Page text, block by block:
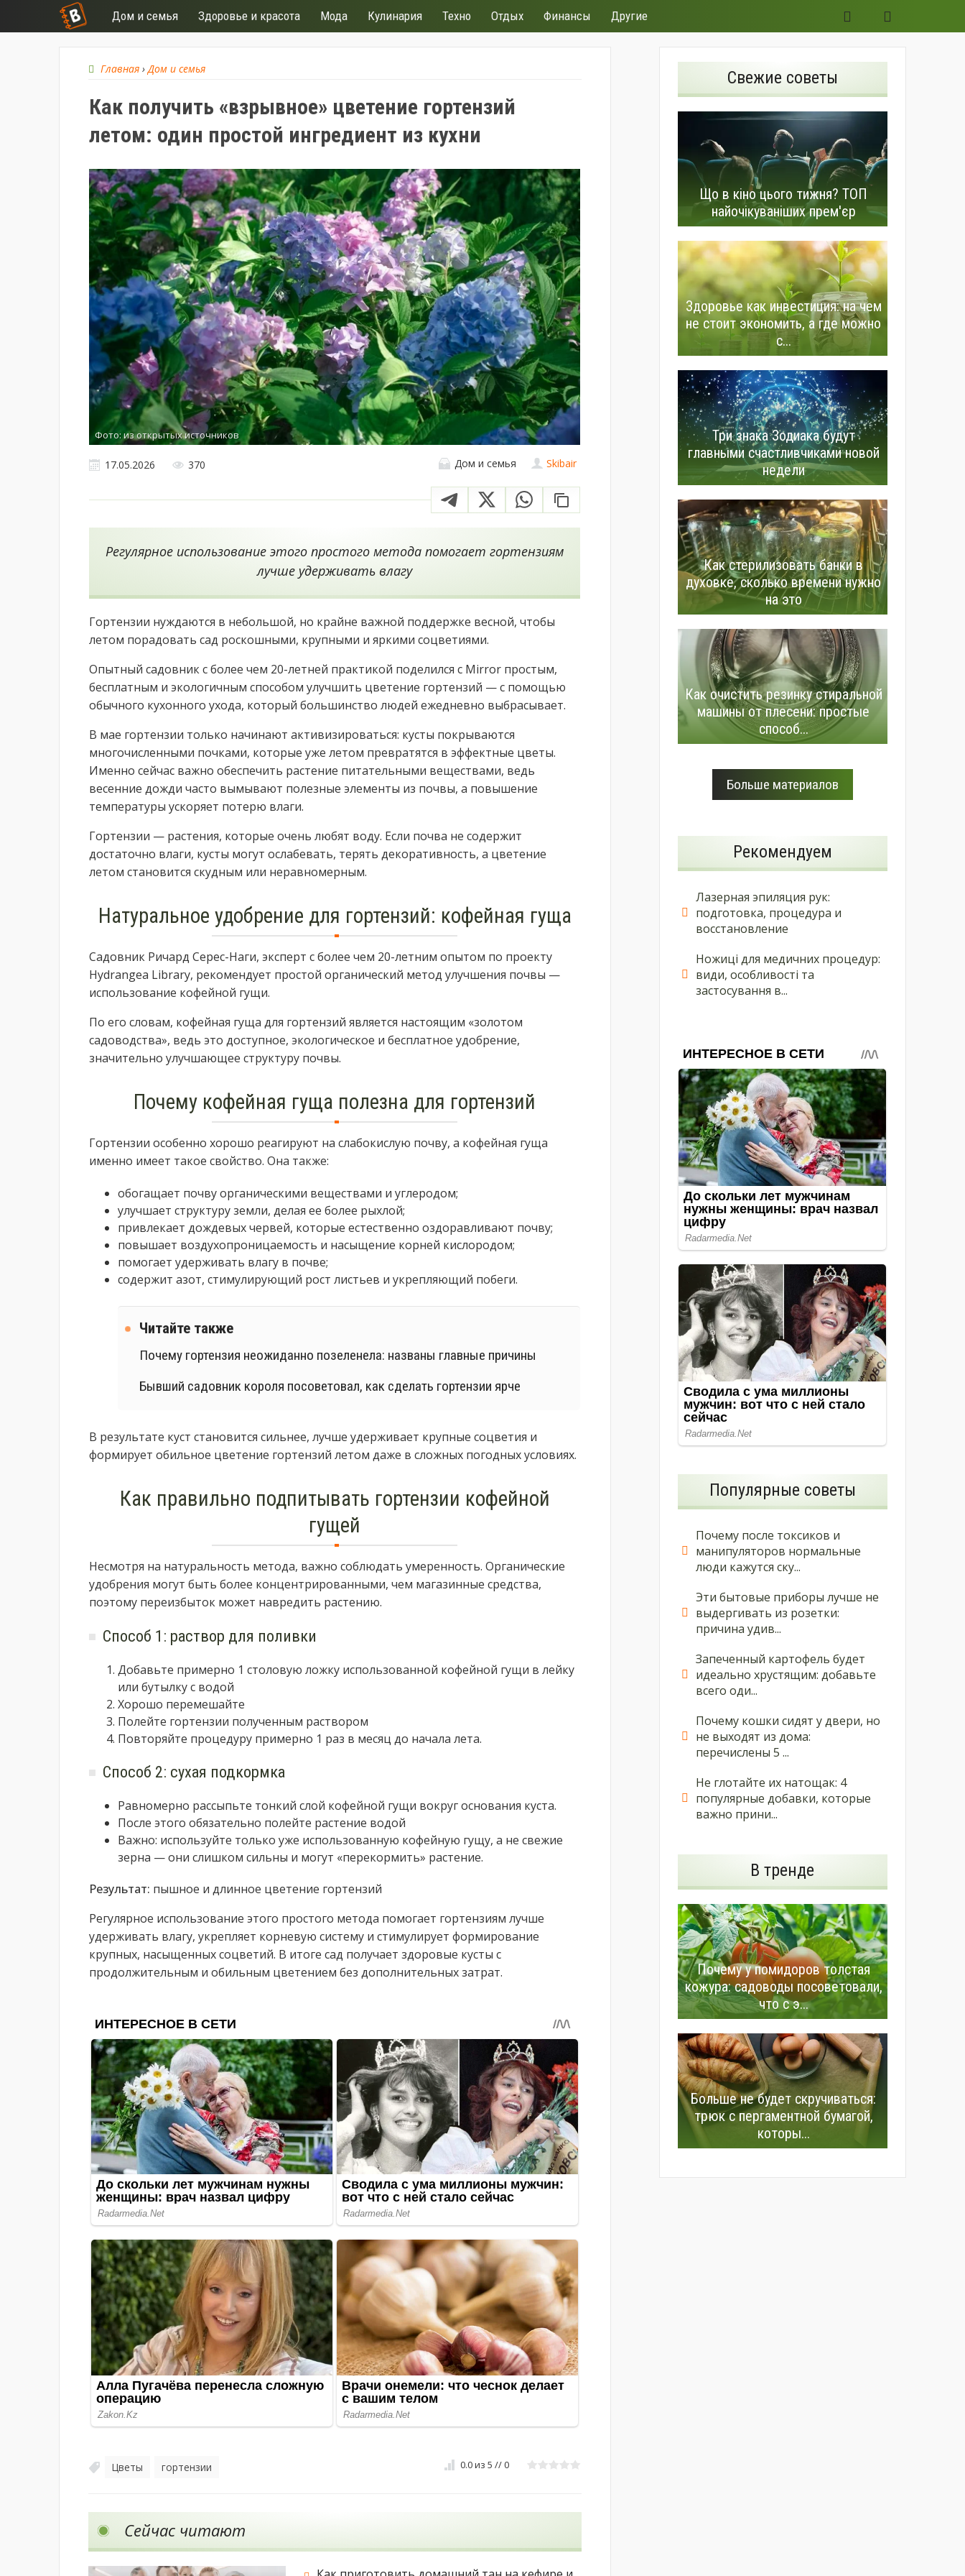
Дом и семья Здоровье и красота Мода Кулинария Техно Отдых Финансы Другие
Главная ›Дом и семья
Как получить «взрывное» цветение гортензий
летом: один простой ингредиент из кухни
Фото: из открытых источников
Skibair
Дом и семья
17.05.2026 370
Регулярное использование этого простого метода помогает гортензиям
лучше удерживать влагу
Гортензии нуждаются в небольшой, но крайне важной поддержке весной, чтобы
летом порадовать сад роскошными, крупными и яркими соцветиями.
Опытный садовник с более чем 20-летней практикой поделился с Mirror простым,
бесплатным и экологичным способом улучшить цветение гортензий — с помощью
обычного кухонного ухода, который большинство людей ежедневно выбрасывает.
В мае гортензии только начинают активизироваться: кусты покрываются
многочисленными почками, которые уже летом превратятся в эффектные цветы.
Именно сейчас важно обеспечить растение питательными веществами, ведь
весенние дожди часто вымывают полезные элементы из почвы, а повышение
температуры ускоряет потерю влаги.
Гортензии — растения, которые очень любят воду. Если почва не содержит
достаточно влаги, кусты могут ослабевать, терять декоративность, а цветение
летом становится скудным или неравномерным.
Натуральное удобрение для гортензий: кофейная гуща
Садовник Ричард Серес-Наги, эксперт с более чем 20-летним опытом по проекту
Hydrangea Library, рекомендует простой органический метод улучшения почвы —
использование кофейной гущи.
По его словам, кофейная гуща для гортензий является настоящим «золотом
садоводства», ведь это доступное, экологическое и бесплатное удобрение,
значительно улучшающее структуру почвы.
Почему кофейная гуща полезна для гортензий
Гортензии особенно хорошо реагируют на слабокислую почву, а кофейная гуща
именно имеет такое свойство. Она также:
обогащает почву органическими веществами и углеродом;
улучшает структуру земли, делая ее более рыхлой;
привлекает дождевых червей, которые естественно оздоравливают почву;
повышает воздухопроницаемость и насыщение корней кислородом;
помогает удерживать влагу в почве;
содержит азот, стимулирующий рост листьев и укрепляющий побеги.
Читайте также
Почему гортензия неожиданно позеленела: названы главные причины
Бывший садовник короля посоветовал, как сделать гортензии ярче
В результате куст становится сильнее, лучше удерживает крупные соцветия и
формирует обильное цветение гортензий летом даже в сложных погодных условиях.
Как правильно подпитывать гортензии кофейной
гущей
Несмотря на натуральность метода, важно соблюдать умеренность. Органические
удобрения могут быть более концентрированными, чем магазинные средства,
поэтому переизбыток может навредить растению.
Способ 1: раствор для поливки
Добавьте примерно 1 столовую ложку использованной кофейной гущи в лейку
или бутылку с водой
Хорошо перемешайте
Полейте гортензии полученным раствором
Повторяйте процедуру примерно 1 раз в месяц до начала лета.
Способ 2: сухая подкормка
Равномерно рассыпьте тонкий слой кофейной гущи вокруг основания куста.
После этого обязательно полейте растение водой
Важно: используйте только уже использованную кофейную гущу, а не свежие
зерна — они слишком сильны и могут «перекормить» растение.
Результат: пышное и длинное цветение гортензий
Регулярное использование этого простого метода помогает гортензиям лучше
удерживать влагу, укрепляет корневую систему и стимулирует формирование
крупных, насыщенных соцветий. В итоге сад получает здоровые кусты с
продолжительным и обильным цветением без дополнительных затрат.
0.0из 5 // 0
Цветы гортензии
Сейчас читают
Свежие советы
Що в кіно цього тижня? ТОП
найочікуваніших прем'єр
Здоровье как инвестиция: на чем
не стоит экономить, а где можно
с...
Три знака Зодиака будут
главными счастливчиками новой
недели
Как стерилизовать банки в
духовке, сколько времени нужно
на это
Как очистить резинку стиральной
машины от плесени: простые
способ...
Больше материалов
Рекомендуем
Лазерная эпиляция рук:
подготовка, процедура и
восстановление
Ножиці для медичних процедур:
види, особливості та
застосування в...
Популярные советы
Почему после токсиков и
манипуляторов нормальные
люди кажутся ску...
Эти бытовые приборы лучше не
выдергивать из розетки:
причина удив...
Запеченный картофель будет
идеально хрустящим: добавьте
всего оди...
Почему кошки сидят у двери, но
не выходят из дома:
перечислены 5 ...
Не глотайте их натощак: 4
популярные добавки, которые
важно прини...
В тренде
Почему у помидоров толстая
кожура: садоводы посоветовали,
что с э...
Больше не будет скручиваться:
трюк с пергаментной бумагой,
которы...